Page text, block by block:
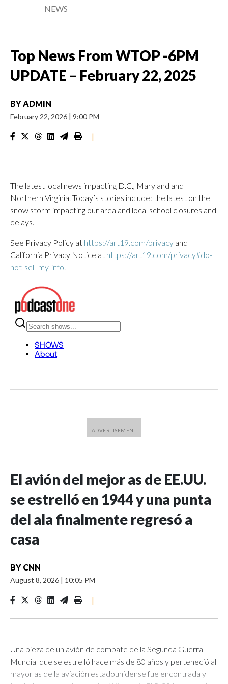
NEWS
Top News From WTOP -6PM
UPDATE – February 22, 2025
BYADMIN
February 22, 2026 | 9:00 PM
|
The latest local news impacting D.C., Maryland and
Northern Virginia. Today’s stories include: the latest on the
snow storm impacting our area and local school closures and
delays.
See Privacy Policy at https://art19.com/privacy and
California Privacy Notice at https://art19.com/privacy#do-
not-sell-my-info.
El avión del mejor as de EE.UU.
se estrelló en 1944 y una punta
del ala finalmente regresó a
casa
BY CNN
August 8, 2026 | 10:05 PM
|
Una pieza de un avión de combate de la Segunda Guerra
Mundial que se estrelló hace más de 80 años y perteneció al
mayor as de la aviación estadounidense fue encontrada y